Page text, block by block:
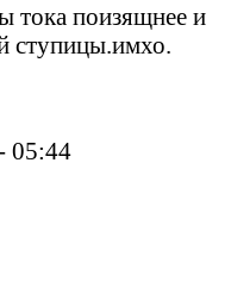
тока поизящнее и
ступицы.имхо.
05:44